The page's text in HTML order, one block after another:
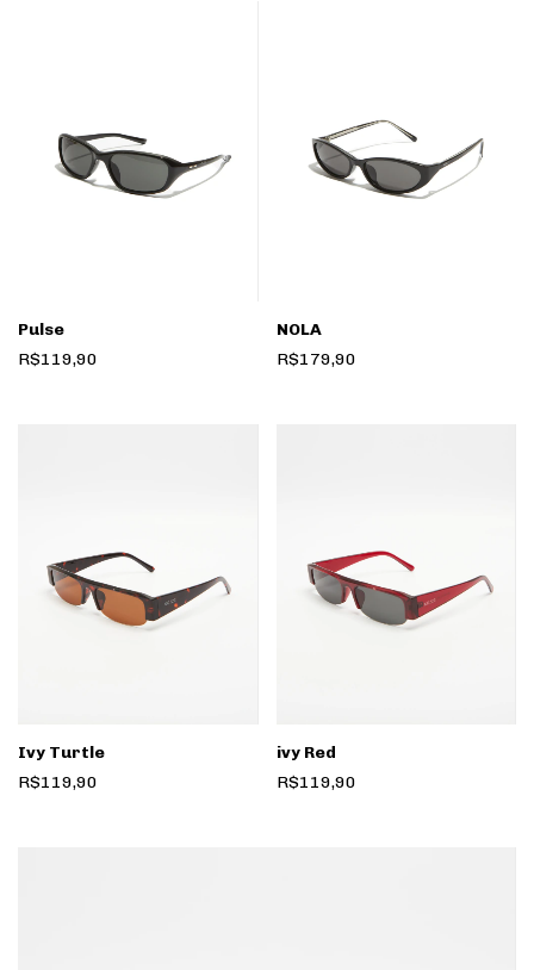
Pulse
R$119,90
NOLA
R$179,90
Ivy Turtle
R$119,90
ivy Red
R$119,90